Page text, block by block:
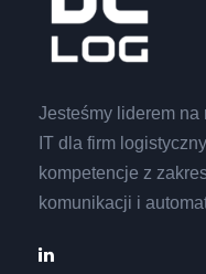
Jesteśmy liderem
IT dla firm
kompetencje z
komunikacji i